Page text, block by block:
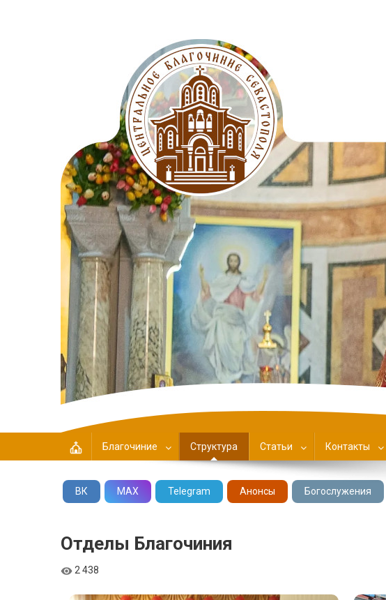
Центральное Благочиние
Благочиние Структура Статьи Контакты
ВК MAX Telegram Анонсы Богослужения
Отделы Благочиния
2 438